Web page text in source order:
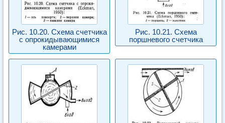
Рис. 10.20. Схема счетчика
с опрокидывающимися
камерами
Рис. 10.21. Схема
поршневого счетчика